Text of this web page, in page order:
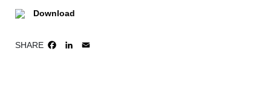
Download
SHARE FACEBOOK
LINKEDIN